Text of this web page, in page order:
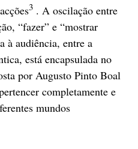
3 . A oscilação entre
“fazer” e “mostrar
à audiência, entre a
está encapsulada no
por Augusto Pinto Boal
completamente e
mundos